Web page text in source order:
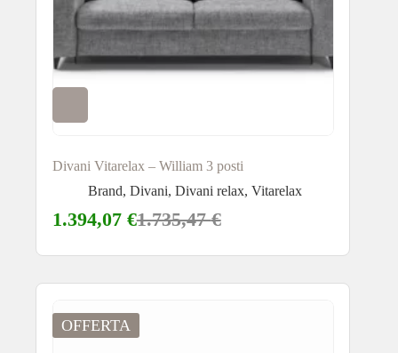
Divani Vitarelax – William 3 posti
Brand, Divani, Divani relax, Vitarelax
1.735,47€
1.394,07 €
OFFERTA